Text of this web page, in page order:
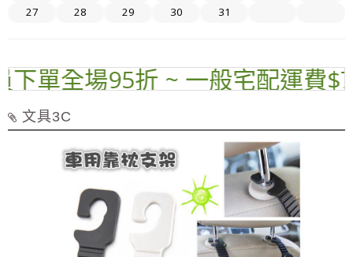
27
28 29 30 31
單全場95折 ~ 一般宅配運費
文具3C